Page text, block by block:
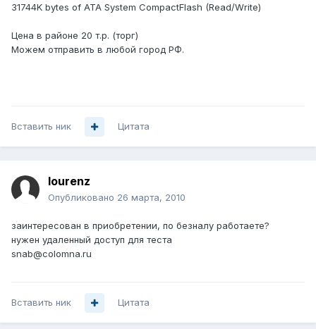
31744K bytes of ATA System CompactFlash (Read/Write)
Цена в районе 20 т.р. (торг)
Можем отправить в любой город РФ.
Вставить ник Цитата
lourenz
Опубликовано 26 марта, 2010
заинтересован в приобретении, по безналу работаете?
нужен удаленный доступ для теста
snab@colomna.ru
Вставить ник Цитата